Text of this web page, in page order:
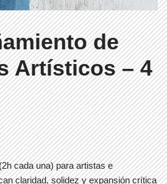
de
Artísticos – 4
cada una) para artistas e
claridad, solidez y expansión crítica